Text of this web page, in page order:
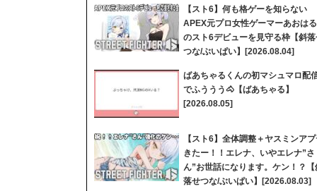
【スト6】何も格ゲーを知らない
APEX元プロ女性ゲーマーあおはる
のスト6デビューを見守る枠【斜
つな/ぶいぱい】[2026.08.04]
ばあちゃるくんの初マシュマロ配
でふううう🐴【ばあちゃる】
[2026.08.05]
【スト6】全体調整＋ヤスミンア
きたー！！エレナ、いやエレナ”さ
ん”お世話になります。ケン！？【
落せつな/ぶいぱい】[2026.08.03]